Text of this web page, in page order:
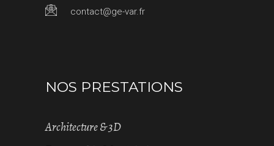
contact@ge-var.fr
NOS PRESTATIONS
Architecture & 3D